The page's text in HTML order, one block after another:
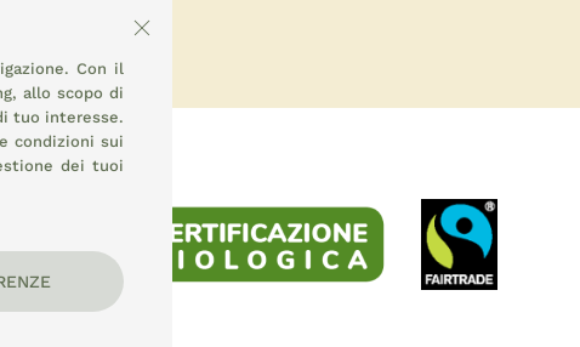
Con il
allo scopo di
tuo interesse.
condizioni sui
dei tuoi